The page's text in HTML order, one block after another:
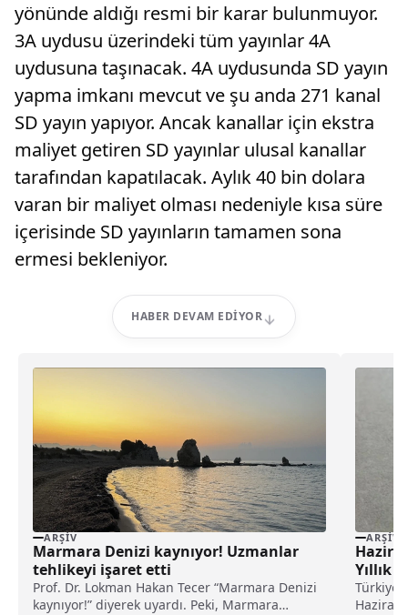
yönünde aldığı resmi bir karar bulunmuyor.
3A uydusu üzerindeki tüm yayınlar 4A
uydusuna taşınacak. 4A uydusunda SD yayın
yapma imkanı mevcut ve şu anda 271 kanal
SD yayın yapıyor. Ancak kanallar için ekstra
maliyet getiren SD yayınlar ulusal kanallar
tarafından kapatılacak. Aylık 40 bin dolara
varan bir maliyet olması nedeniyle kısa süre
içerisinde SD yayınların tamamen sona
ermesi bekleniyor.
HABER DEVAM EDIYOR
ARŞIV
Marmara Denizi kaynıyor! Uzmanlar
tehlikeyi işaret etti
Prof. Dr. Lokman Hakan Tecer “Marmara Denizi
kaynıyor!” diyerek uyardı. Peki, Marmara
ARŞIV
Yıllık
Türkiye
Haziran